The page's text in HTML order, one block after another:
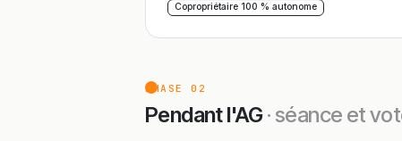
Copropriétaire 100 % autonome
PHASE 02
Pendant l'AG· séance et